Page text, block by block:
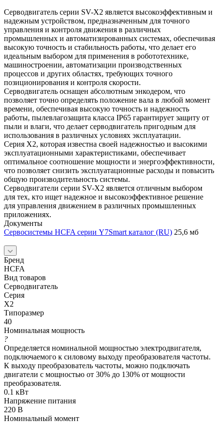
Серводвигатель серии SV-X2 является высокоэффективным и
надежным устройством, предназначенным для точного
управления и контроля движения в различных
промышленных и автоматизированных системах, обеспечивая
высокую точность и стабильность работы, что делает его
идеальным выбором для применения в робототехнике,
машиностроении, автоматизации производственных
процессов и других областях, требующих точного
позиционирования и контроля скорости.
Серводвигатель оснащен абсолютным энкодером, что
позволяет точно определять положение вала в любой момент
времени, обеспечивая высокую точность и надежность
работы, пылевлагозащита класса IP65 гарантирует защиту от
пыли и влаги, что делает серводвигатель пригодным для
использования в различных условиях эксплуатации.
Серия X2, которая известна своей надежностью и высокими
эксплуатационными характеристиками, обеспечивает
оптимальное соотношение мощности и энергоэффективности,
что позволяет снизить эксплуатационные расходы и повысить
общую производительность системы.
Серводвигатели серии SV-X2 является отличным выбором
для тех, кто ищет надежное и высокоэффективное решение
для управления движением в различных промышленных
приложениях.
Документы
Сервосистемы HCFA серии Y7Smart каталог (RU) 25,6 мб
Бренд
HCFA
Вид товаров
Серводвигатель
Серия
X2
Типоразмер
40
Номинальная мощность
?
Определяется номинальной мощностью электродвигателя,
подключаемого к силовому выходу преобразователя частоты.
К выходу преобразователь частоты, можно подключать
двигатели с мощностью от 30% до 130% от мощности
преобразователя.
0.1 кВт
Напряжение питания
220 В
Номинальный момент